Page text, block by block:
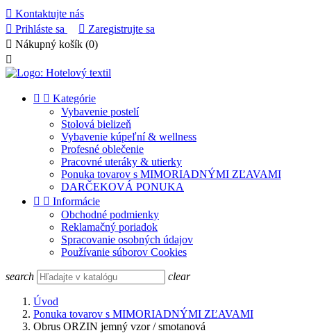
 Kontaktujte nás
 Prihláste sa  Zaregistrujte sa
 Nákupný košík (0)

  Kategórie
Vybavenie postelí
Stolová bielizeň
Vybavenie kúpeľní & wellness
Profesné oblečenie
Pracovné uteráky & utierky
Ponuka tovarov s MIMORIADNÝMI ZĽAVAMI
DARČEKOVÁ PONUKA
  Informácie
Obchodné podmienky
Reklamačný poriadok
Spracovanie osobných údajov
Používanie súborov Cookies
search clear
Úvod
Ponuka tovarov s MIMORIADNÝMI ZĽAVAMI
Obrus ORZIN jemný vzor / smotanová